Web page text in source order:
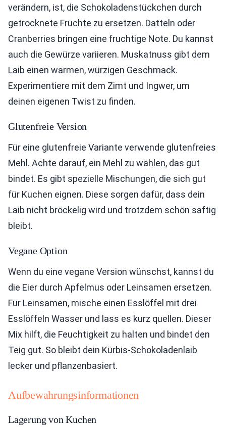
verändern, ist, die Schokoladenstückchen durch
getrocknete Früchte zu ersetzen. Datteln oder
Cranberries bringen eine fruchtige Note. Du kannst
auch die Gewürze variieren. Muskatnuss gibt dem
Laib einen warmen, würzigen Geschmack.
Experimentiere mit dem Zimt und Ingwer, um
deinen eigenen Twist zu finden.
Glutenfreie Version
Für eine glutenfreie Variante verwende glutenfreies
Mehl. Achte darauf, ein Mehl zu wählen, das gut
bindet. Es gibt spezielle Mischungen, die sich gut
für Kuchen eignen. Diese sorgen dafür, dass dein
Laib nicht bröckelig wird und trotzdem schön saftig
bleibt.
Vegane Option
Wenn du eine vegane Version wünschst, kannst du
die Eier durch Apfelmus oder Leinsamen ersetzen.
Für Leinsamen, mische einen Esslöffel mit drei
Esslöffeln Wasser und lass es kurz quellen. Dieser
Mix hilft, die Feuchtigkeit zu halten und bindet den
Teig gut. So bleibt dein Kürbis-Schokoladenlaib
lecker und pflanzenbasiert.
Aufbewahrungsinformationen
Lagerung von Kuchen